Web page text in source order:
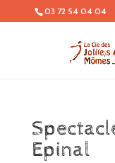
03 72 54 04 04
Epinal